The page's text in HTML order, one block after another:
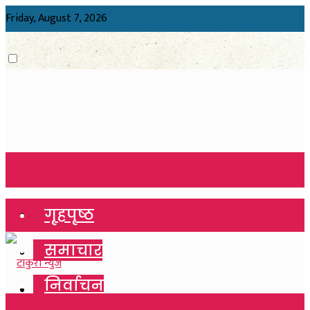
Friday, August 7, 2026
गृहपृष्ठ
समाचार
निर्वाचन
गृहपृष्ठ
समाचार
निर्वाचन